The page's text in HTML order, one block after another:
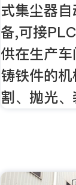
式集尘器
备,可接
供在生产车
铸铁件的
割、抛光